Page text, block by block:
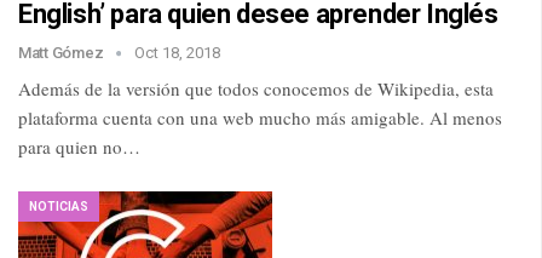
English’ para quien desee aprender Inglés
Matt Gómez Oct 18, 2018
Además de la versión que todos conocemos de Wikipedia, esta
plataforma cuenta con una web mucho más amigable. Al menos
para quien no…
NOTICIAS